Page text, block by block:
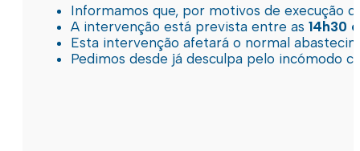
Informamos que, por motivos de execução
A intervenção está prevista entre as 14h30
Esta intervenção afetará o normal
Pedimos desde já desculpa pelo incómodo